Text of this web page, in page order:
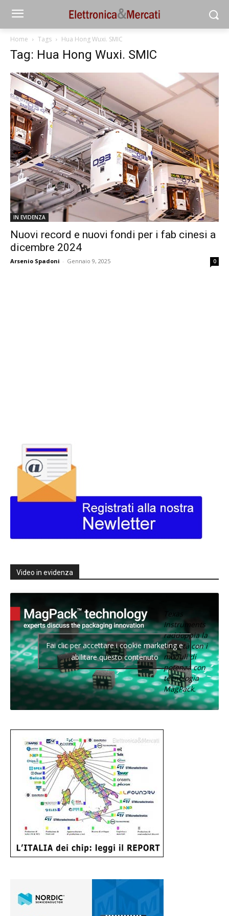
Home Tags Hua Hong Wuxi. SMIC
Tag: Hua Hong Wuxi. SMIC
IN EVIDENZA
Nuovi record e nuovi fondi per i fab cinesi a
dicembre 2024
Arsenio Spadoni - Gennaio 9, 2025 0
Video in evidenza
Texas
Instruments
raddoppia la
densità con i
moduli di
potenza con
tecnologia
MagPack.
Fai clic per accettare i cookie marketing e
abilitare questo contenuto